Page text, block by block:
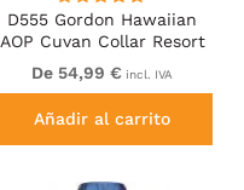
D555 Gordon Hawaiian
AOP Cuvan Collar Resort
Short Sleeve Black
De 54,99 € incl. IVA
Añadir al carrito